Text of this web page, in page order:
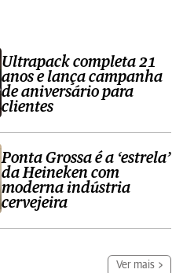
Ultrapack completa 21
anos e lança campanha
de aniversário para
clientes
Ponta Grossa é a ‘estrela’
da Heineken com
moderna indústria
cervejeira
Ver mais